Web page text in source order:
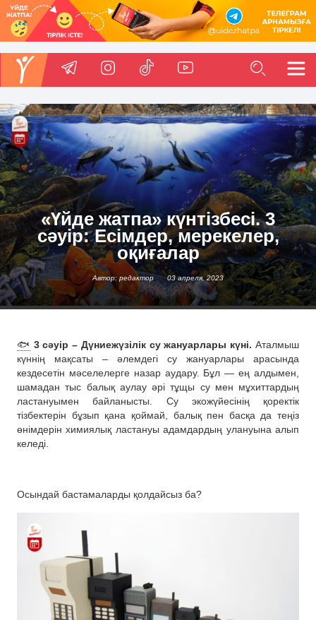
«Үйде жатпа» күнтізбесі. 3
сәуір: Есімдер, мерекелер,
оқиғалар
Автор: редактор 03 апреля, 2023
🐟 3 сәуір – Дүниежүзілік су жануарлары күні. Аталмыш
күннің мақсаты – әлемдегі су жануарлары арасында
кездесетін мәселелерге назар аудару. Бұл — ең алдымен,
шамадан тыс балық аулау әрі тұщы су мен мұхиттардың
ластануымен байланысты. Су экожүйесінің қоректік
тізбектерін бұзып қана қоймай, балық пен басқа да теңіз
өнімдерін химиялық ластануы адамдардың улануына алып
келеді.
Осындай бастамаларды қолдайсыз ба?